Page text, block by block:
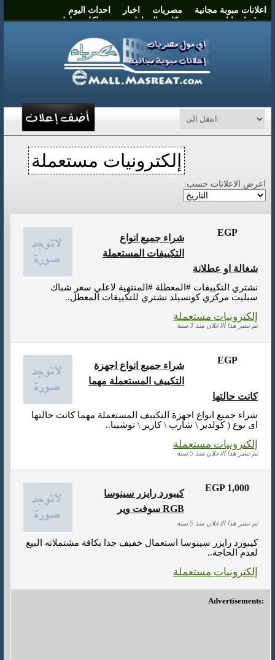
اعلانات مبوبة مجانية مصريات اخبار
احداث اليوم
موقع انتخابات مصر
شكاوي المواطنين
مشاكل وحلول
إلكترونيات مستعملة
اعرض الاعلانات حسب:
EGP
نشتري التكييفات #المعطلة #المنتهية لاعلي سعر شباك
سبليت مركزي كونسيلد نشتري للتكييفات المعطل..
إلكترونيات مستعملة
شراء جميع انواع
التكييفات المستعملة
شغالة او عطلانة
تم نشر هذا الاعلان منذ 3 سنة
EGP
شراء جميع انواع اجهزة التكييف المستعملة مهما كانت حالتها
اى نوع ( كولدير \ شارب \ كارير \ توشيبا..
إلكترونيات مستعملة
شراء جميع انواع اجهزة
التكييف المستعملة مهما
كانت حالتها
تم نشر هذا الاعلان منذ 5 سنة
EGP 1,000
كيبورد رايزر سينوسا استعمال خفيف جدا بكافة مشتملاته البيع
لعدم الحاجة..
إلكترونيات مستعملة
كيبورد رايزر سينوسا
سوفت وير RGB
تم نشر هذا الاعلان منذ 5 سنة
Advertisements: